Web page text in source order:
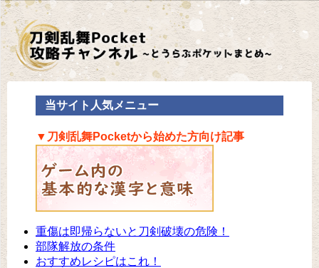
当サイト人気メニュー
▼刀剣乱舞Pocketから始めた方向け記事
重傷は即帰らないと刀剣破壊の危険！
部隊解放の条件
おすすめレシピはこれ！